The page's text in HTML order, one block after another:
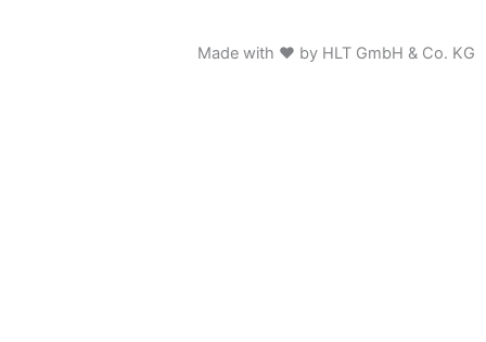
Made with ♥ by HLT GmbH & Co. KG